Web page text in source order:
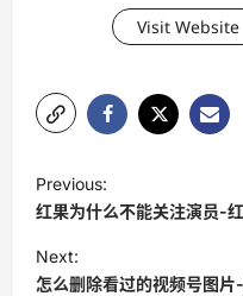
Visit Website
o
s
t
Previous:
红果为什么不能关注演员-
Next:
怎么删除看过的视频号图